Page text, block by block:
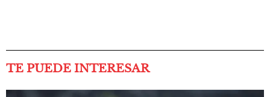
TE PUEDE INTERESAR